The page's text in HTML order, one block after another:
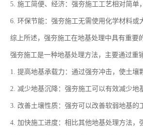
5. 施工简便、经济：强夯施工工艺相对简单
6. 环保节能：强夯施工无需使用化学材料或
综上所述，强夯施工在地基处理中具有重要
强夯施工是一种地基处理方法，主要通过重
1. 提高地基承载力：通过强夯冲击，使土壤
2. 减少地基沉降：强夯施工可以有效减少地
3. 改善土壤性质：强夯可以改善软弱地基的
4. 加快施工进度：相比其他地基处理方法，